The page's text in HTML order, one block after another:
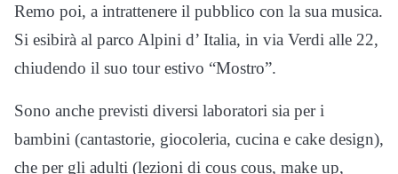
Remo poi, a intrattenere il pubblico con la sua musica.
Si esibirà al parco Alpini d’ Italia, in via Verdi alle 22,
chiudendo il suo tour estivo “Mostro”.
Sono anche previsti diversi laboratori sia per i
bambini (cantastorie, giocoleria, cucina e cake design),
che per gli adulti (lezioni di cous cous, make up,